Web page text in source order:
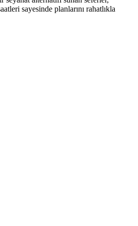
sayesinde planlarını rahatlıkla